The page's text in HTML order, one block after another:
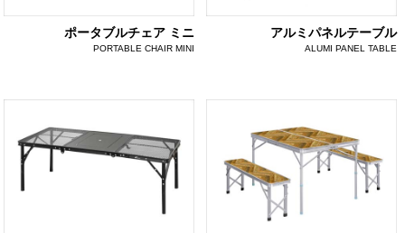
ポータブルチェア ミニ
PORTABLE CHAIR MINI
アルミパネルテーブル
ALUMI PANEL TABLE